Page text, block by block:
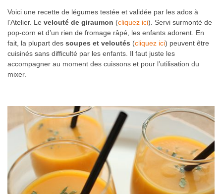
Voici une recette de légumes testée et validée par les ados à
l’Atelier. Le velouté de giraumon (cliquez ici). Servi surmonté de
pop-corn et d’un rien de fromage râpé, les enfants adorent. En
fait, la plupart des soupes et veloutés (cliquez ici) peuvent être
cuisinés sans difficulté par les enfants. Il faut juste les
accompagner au moment des cuissons et pour l’utilisation du
mixer.